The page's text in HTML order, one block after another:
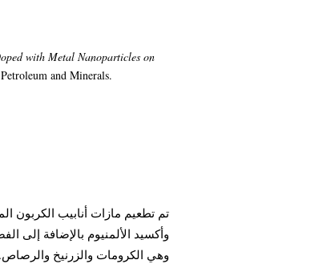
with Metal Nanoparticles on
and Minerals.
تم تطعيم مازات أنابيب الكربون
وأكسيد الألمنيوم بالإضافة إلى
وهي الكرومات والزرنيخ